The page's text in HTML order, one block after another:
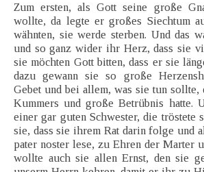
Zum ersten, als Gott seine große
wollte, da legte er großes Siechtum
wähnten, sie werde sterben. Und das
und so ganz wider ihr Herz, dass sie
sie möchten Gott bitten, dass er sie
dazu gewann sie so große
Gebet und bei allem, was sie tun sollte,
Kummers und große Betrübnis hatte.
einer gar guten Schwester, die tröstete
sie, dass sie ihrem Rat darin folge und
pater noster lese, zu Ehren der Marter
wollte auch sie allen Ernst, den sie